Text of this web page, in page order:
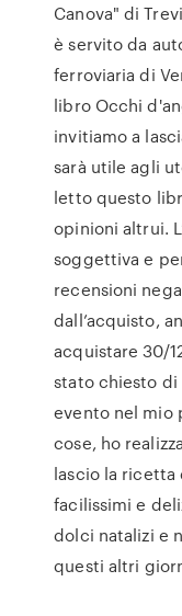
Canova" di
è servito da
ferroviaria di
libro Occhi
invitiamo a
sarà utile agli
letto questo
opinioni altrui.
soggettiva e
recensioni
dall’acquisto,
acquistare 30/
stato chiesto
evento nel mio
cose, ho
lascio la
facilissimi e
dolci natalizi e
questi altri